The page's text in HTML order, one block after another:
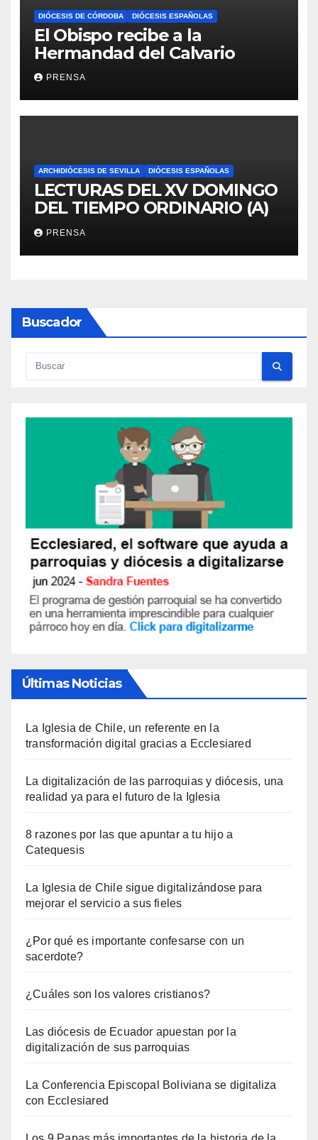
DIÓCESIS DE CÓRDOBA DIÓCESIS ESPAÑOLAS
El Obispo recibe a la
Hermandad del Calvario
PRENSA
ARCHIDIÓCESIS DE SEVILLA DIÓCESIS ESPAÑOLAS
LECTURAS DEL XV DOMINGO
DEL TIEMPO ORDINARIO (A)
PRENSA
Buscador
Últimas Noticias
La Iglesia de Chile, un referente en la
transformación digital gracias a Ecclesiared
La digitalización de las parroquias y diócesis, una
realidad ya para el futuro de la Iglesia
8 razones por las que apuntar a tu hijo a
Catequesis
La Iglesia de Chile sigue digitalizándose para
mejorar el servicio a sus fieles
¿Por qué es importante confesarse con un
sacerdote?
¿Cuáles son los valores cristianos?
Las diócesis de Ecuador apuestan por la
digitalización de sus parroquias
La Conferencia Episcopal Boliviana se digitaliza
con Ecclesiared